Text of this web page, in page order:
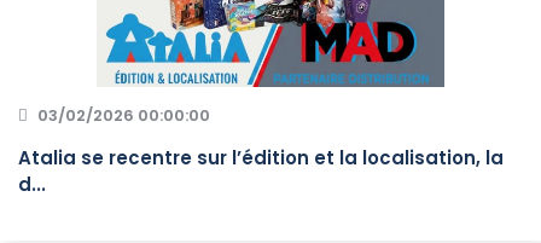
03/02/2026 00:00:00
Atalia se recentre sur l’édition et la localisation, la
d...